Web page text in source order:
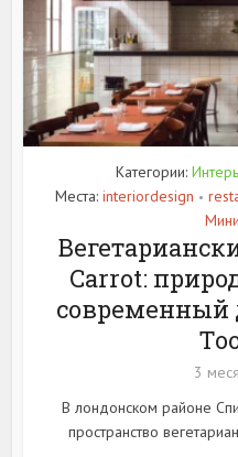
Категории:
Места: interiordesign •
Carrot:
современный
3
В лондонском районе
пространство